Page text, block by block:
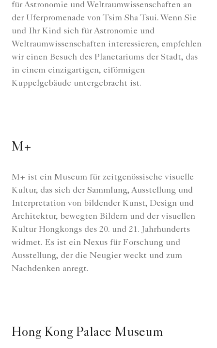
für Astronomie und Weltraumwissenschaften an
der Uferpromenade von Tsim Sha Tsui. Wenn Sie
und Ihr Kind sich für Astronomie und
Weltraumwissenschaften interessieren, empfehlen
wir einen Besuch des Planetariums der Stadt, das
in einem einzigartigen, eiförmigen
Kuppelgebäude untergebracht ist.
M+
M+ ist ein Museum für zeitgenössische visuelle
Kultur, das sich der Sammlung, Ausstellung und
Interpretation von bildender Kunst, Design und
Architektur, bewegten Bildern und der visuellen
Kultur Hongkongs des 20. und 21. Jahrhunderts
widmet. Es ist ein Nexus für Forschung und
Ausstellung, der die Neugier weckt und zum
Nachdenken anregt.
Hong Kong Palace Museum